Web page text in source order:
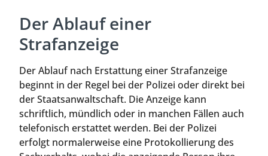
Der Ablauf einer
Strafanzeige
Der Ablauf nach Erstattung einer Strafanzeige
beginnt in der Regel bei der Polizei oder direkt bei
der Staatsanwaltschaft. Die Anzeige kann
schriftlich, mündlich oder in manchen Fällen auch
telefonisch erstattet werden. Bei der Polizei
erfolgt normalerweise eine Protokollierung des